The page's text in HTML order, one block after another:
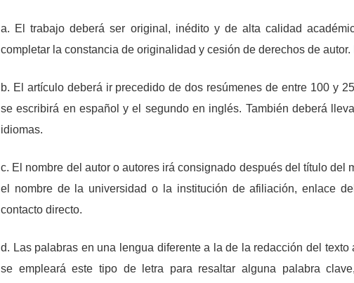
a. El trabajo deberá ser original, inédito y de alta calidad
completar la constancia de originalidad y cesión de derechos de autor.
b. El artículo deberá ir precedido de dos resúmenes de entre 100 y
se escribirá en español y el segundo en inglés. También deberá
idiomas.
c. El nombre del autor o autores irá consignado después del título del
el nombre de la universidad o la institución de afiliación, enlace
contacto directo.
d. Las palabras en una lengua diferente a la de la redacción del
se empleará este tipo de letra para resaltar alguna palabra